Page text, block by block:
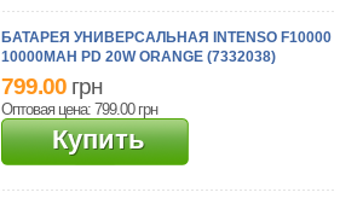
БАТАРЕЯ УНИВЕРСАЛЬНАЯ INTENSO F10000
10000MAH PD 20W ORANGE (7332038)
799.00 грн
Оптовая цена: 799.00 грн
Купить